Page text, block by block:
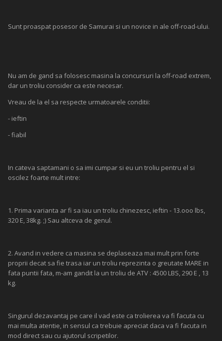
Sunt proaspat posesor de Samurai si un novice in ale off-road-ului.
Nu am de gand sa folosesc masina la concursuri la off-road extrem,
dar un troliu consider ca este necesar.
Vreau de la el sa respecte urmatoarele conditii:
- ieftin
- fiabil
In cateva saptamani o sa imi cumpar si eu un troliu pentru el si
oscilez foarte mult intre:
1. Prima varianta ar fi sa iau un troliu chinezesc, ieftin - 13.ooo lbs,
320 E, 38kg. ;) Sau altceva de genul.
2. Avand in vedere ca masina se deplaseaza mai mult prin forte
proprii decat sa fie trasa iar un troliu reprezinta o greutate MARE in
fata puntii fata, m-am gandit la un troliu de ATV : 4500 LBS, 290 E , 13
kg.
Singurul dezavantaj pe care il vad este ca trolierea va fi facuta cu
mai multa atentie, in sensul ca trebuie apreciat daca va fi facuta in
mod direct sau cu ajutorul scripetilor.